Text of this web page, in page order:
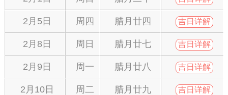
2月5日 周四 腊月廿四 吉日详解
2月8日 周日 腊月廿七 吉日详解
2月9日 周一 腊月廿八 吉日详解
2月10日 周二 腊月廿九 吉日详解